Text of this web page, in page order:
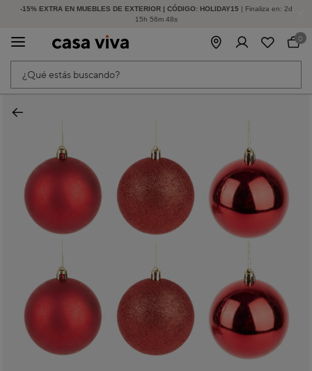
-15% EXTRA EN MUEBLES DE EXTERIOR | CÓDIGO: HOLIDAY15 | Finaliza en: 2d
15h 56m 48s
HASTA -60% DE DESCUENTO | SEGUNDAS REBAJAS
¿Qué estás buscando?
0